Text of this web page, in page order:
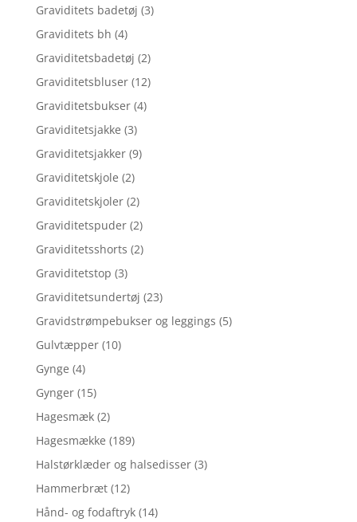
Graviditets badetøj (3)
Graviditets bh (4)
Graviditetsbadetøj (2)
Graviditetsbluser (12)
Graviditetsbukser (4)
Graviditetsjakke (3)
Graviditetsjakker (9)
Graviditetskjole (2)
Graviditetskjoler (2)
Graviditetspuder (2)
Graviditetsshorts (2)
Graviditetstop (3)
Graviditetsundertøj (23)
Gravidstrømpebukser og leggings (5)
Gulvtæpper (10)
Gynge (4)
Gynger (15)
Hagesmæk (2)
Hagesmække (189)
Halstørklæder og halsedisser (3)
Hammerbræt (12)
Hånd- og fodaftryk (14)